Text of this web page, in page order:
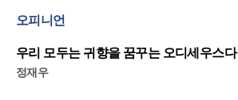
오피니언
우리 모두는 귀향을 꿈꾸는 오디세우스다
정재우